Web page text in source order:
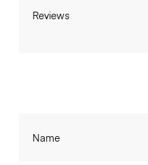
Reviews
Name